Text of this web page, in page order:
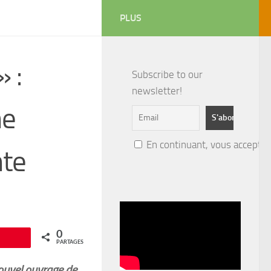
:
0
PARTAGES
PLUS
Subscribe to our
newsletter!
En continuant, vous